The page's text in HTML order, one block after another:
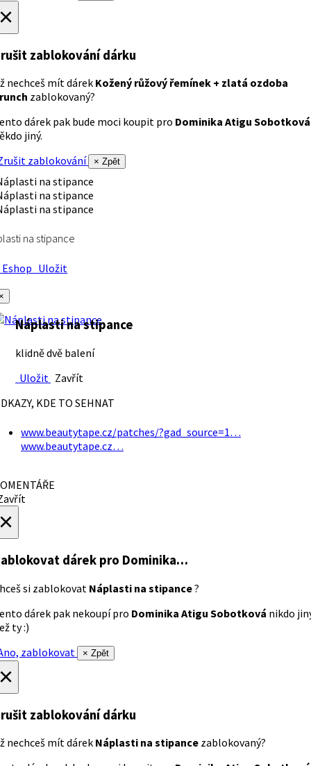
zablokování dárku
nechceš mít dárek Kožený růžový řemínek + zlatá ozdoba
zablokovaný?
dárek pak bude moci koupit pro Dominika Atigu Sobotková
jiný.
zablokování
× Zpět
na stipance
Uložit
Náplasti na stipance
klidně dvě balení
Uložit Zavřít
KDE TO SEHNAT
www.beautytape.cz/patches/?gad_source=1…
www.beautytape.cz…
dárek pro Dominika…
si zablokovat Náplasti na stipance?
dárek pak nekoupí pro Dominika Atigu Sobotková nikdo
ty :)
zablokovat
× Zpět
zablokování dárku
nechceš mít dárek Náplasti na stipance zablokovaný?